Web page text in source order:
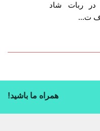
ربات شاد
ت...
همراه ما باشید!